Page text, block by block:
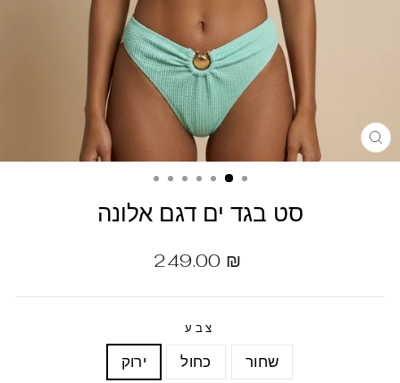
סט בגד ים דגם אלונה
מחיר
249.00 ₪
צבע
ירוק כחול שחור